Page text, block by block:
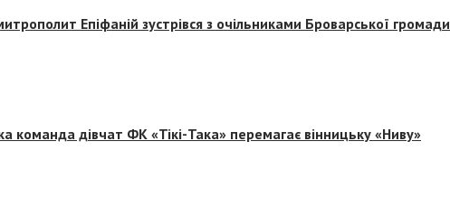
Епіфаній зустрівся з очільниками Броварської громади
команда дівчат ФК «Тікі-Така» перемагає вінницьку «Ниву»